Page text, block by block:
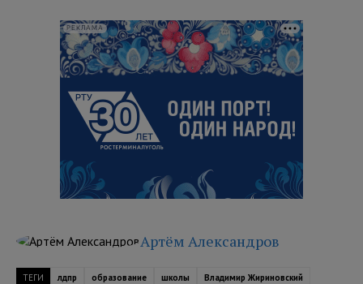
РЕКЛАМА
Артём Александров
ТЕГИ лдпр образование школы Владимир Жириновский